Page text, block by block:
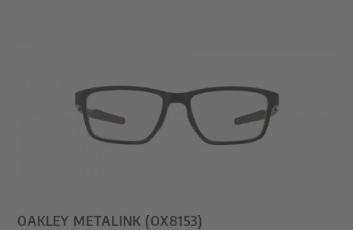
OAKLEY METALINK (OX8153)